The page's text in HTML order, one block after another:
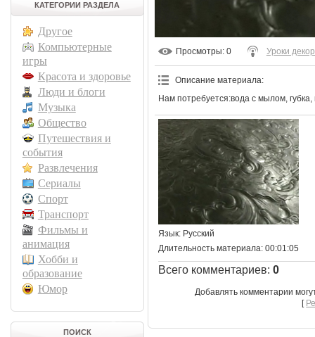
КАТЕГОРИИ РАЗДЕЛА
Другое
Компьютерные
игры
Красота и здоровье
Люди и блоги
Музыка
Общество
Путешествия и
события
Развлечения
Сериалы
Спорт
Транспорт
Фильмы и
анимация
Хобби и
образование
Юмор
ПОИСК
Просмотры: 0 Уроки
Описание материала:
Нам потребуется:вода с мылом, губка,
Язык: Русский
Длительность материала: 00:01:05
Всего комментариев: 0
Добавлять комментарии
[